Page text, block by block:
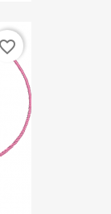
favorite_border